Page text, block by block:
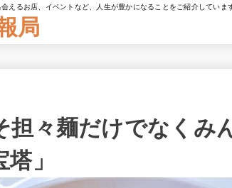
えるお店、イベントなど、人生が豊かになることをご紹介していま
局
担々麺だけでなくみ
」